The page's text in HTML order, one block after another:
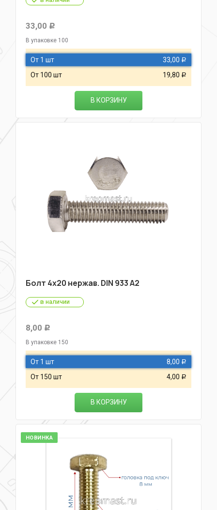
33,00 Р
В упаковке 100
От 1 шт 33,00 Р
От 100 шт 19,80 Р
В КОРЗИНУ
Болт 4х20 нержав. DIN 933 A2
в наличии
8,00 Р
В упаковке 150
От 1 шт 8,00 Р
От 150 шт 4,00 Р
В КОРЗИНУ
НОВИНКА